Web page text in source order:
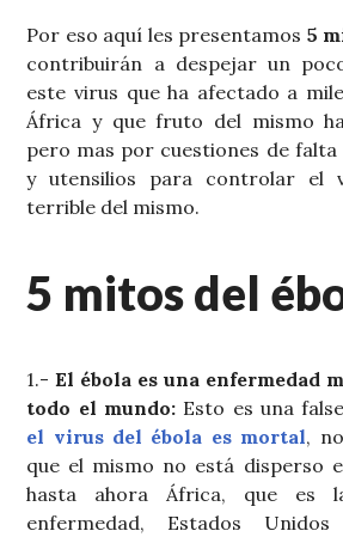
Por eso aquí les presentamos 5
contribuirán a despejar un
este virus que ha afectado a
África y que fruto del mismo
pero mas por cuestiones de falta
y utensilios para controlar el
terrible del mismo.
5 mitos del
1.-El ébola es una enfermedad
todo el mundo:Esto es una
el virus del ébola es mortal,
que el mismo no está disperso
hasta ahora África, que es
enfermedad, Estados